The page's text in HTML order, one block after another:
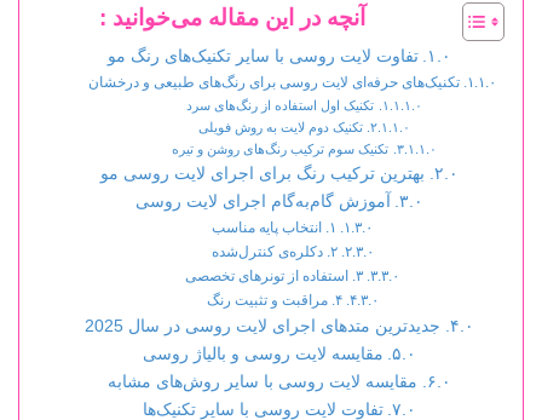
آنچه در این مقاله می‌خوانید :
تفاوت لایت روسی با سایر تکنیک‌های رنگ مو
تکنیک‌های حرفه‌ای لایت روسی برای رنگ‌های طبیعی و درخشان
تکنیک اول استفاده از رنگ‌های سرد
تکنیک دوم لایت به روش فویلی
تکنیک سوم ترکیب رنگ‌های روشن و تیره
بهترین ترکیب رنگ برای اجرای لایت روسی مو
آموزش گام‌به‌گام اجرای لایت روسی
۱. انتخاب پایه مناسب
۲. دکلره‌ی کنترل‌شده
۳. استفاده از تونرهای تخصصی
۴. مراقبت و تثبیت رنگ
جدیدترین متدهای اجرای لایت روسی در سال 2025
مقایسه لایت روسی و بالیاژ روسی
مقایسه لایت روسی با سایر روش‌های مشابه
تفاوت لایت روسی با سایر تکنیک‌ها